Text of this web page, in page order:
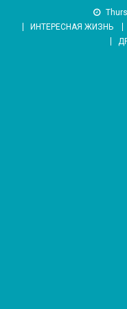
ИНТЕРЕСНАЯ ЖИЗНЬ